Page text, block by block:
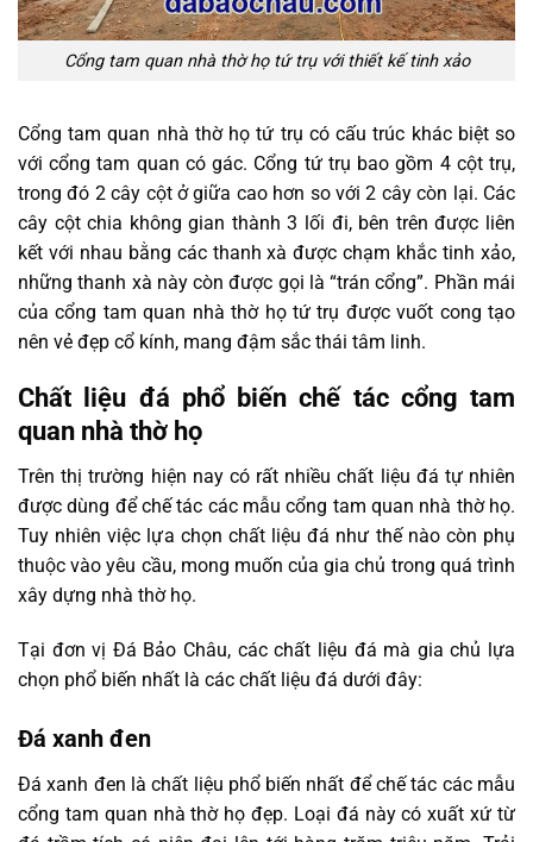
Cổng tam quan nhà thờ họ tứ trụ với thiết kế tinh xảo
Cổng tam quan nhà thờ họ tứ trụ có cấu trúc khác biệt so
với cổng tam quan có gác. Cổng tứ trụ bao gồm 4 cột trụ,
trong đó 2 cây cột ở giữa cao hơn so với 2 cây còn lại. Các
cây cột chia không gian thành 3 lối đi, bên trên được liên
kết với nhau bằng các thanh xà được chạm khắc tinh xảo,
những thanh xà này còn được gọi là “trán cổng”. Phần mái
của cổng tam quan nhà thờ họ tứ trụ được vuốt cong tạo
nên vẻ đẹp cổ kính, mang đậm sắc thái tâm linh.
Chất liệu đá phổ biến chế tác cổng tam
quan nhà thờ họ
Trên thị trường hiện nay có rất nhiều chất liệu đá tự nhiên
được dùng để chế tác các mẫu cổng tam quan nhà thờ họ.
Tuy nhiên việc lựa chọn chất liệu đá như thế nào còn phụ
thuộc vào yêu cầu, mong muốn của gia chủ trong quá trình
xây dựng nhà thờ họ.
Tại đơn vị Đá Bảo Châu, các chất liệu đá mà gia chủ lựa
chọn phổ biến nhất là các chất liệu đá dưới đây:
Đá xanh đen
Đá xanh đen là chất liệu phổ biến nhất để chế tác các mẫu
cổng tam quan nhà thờ họ đẹp. Loại đá này có xuất xứ từ